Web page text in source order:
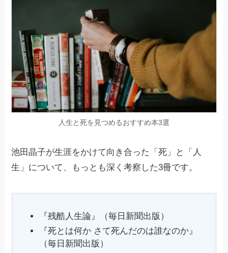
人生と死を見つめるおすすめ本3選
池田晶子が生涯をかけて向き合った「死」と「人
生」について、もっとも深く考察した3冊です。
『残酷人生論』（毎日新聞出版）
『死とは何か さて死んだのは誰なのか』
（毎日新聞出版）